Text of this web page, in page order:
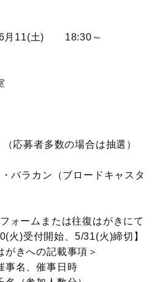
11(土) 18:30～
者多数の場合は抽選）
ラカン（ブロードキャスタ
ムまたは往復はがきにて
火)受付開始、5/31(火)締切】
の記載事項＞
事日時